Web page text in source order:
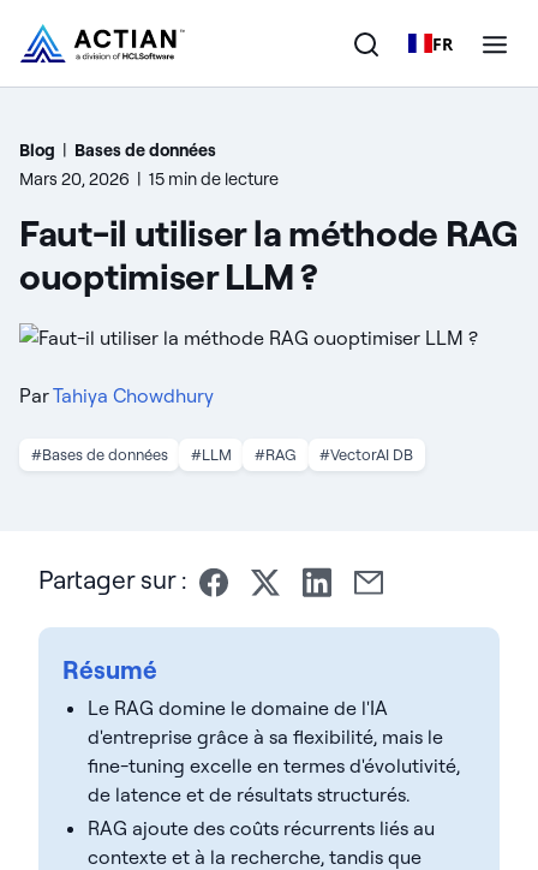
FR
Produits
Entreprise
Blog | Bases de données
Mars 20, 2026 | 15 min de lecture
Faut-il utiliser la méthode RAG
ouoptimiser LLM ?
ParTahiya Chowdhury
#Bases de données #LLM #RAG #VectorAI DB
Partager sur :
Résumé
Le RAG domine le domaine de l'IA
d'entreprise grâce à sa flexibilité, mais le
fine-tuning excelle en termes d'évolutivité,
de latence et de résultats structurés.
RAG ajoute des coûts récurrents liés au
contexte et à la recherche, tandis que